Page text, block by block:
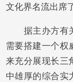
文化界名流出席
据主办方有关
需要搭建一个权
来充分展现长三
中雄厚的综合实